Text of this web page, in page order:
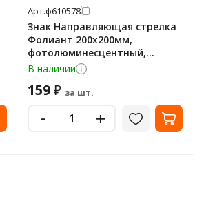
Арт.ф610578
Знак Направляющая стрелка
Фолиант 200х200мм,
фотолюминесцентный,
самоклеящаяся пленка, F01-01
В наличии
159₽ за шт.
- +